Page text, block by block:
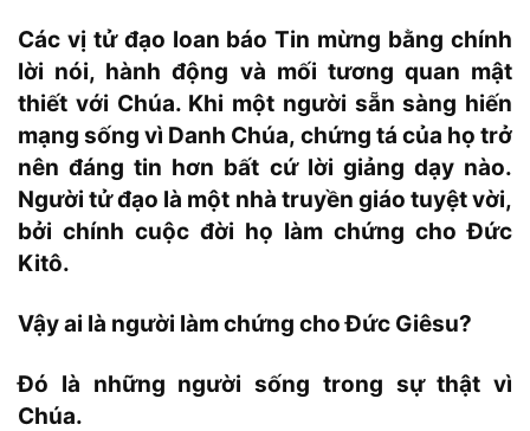
Các vị tử đạo loan báo Tin mừng bằng chính
lời nói, hành động và mối tương quan mật
thiết với Chúa. Khi một người sẵn sàng hiến
mạng sống vì Danh Chúa, chứng tá của họ trở
nên đáng tin hơn bất cứ lời giảng dạy nào.
Người tử đạo là một nhà truyền giáo tuyệt vời,
bởi chính cuộc đời họ làm chứng cho Đức
Kitô.
Vậy ai là người làm chứng cho Đức Giêsu?
Đó là những người sống trong sự thật vì
Chúa.